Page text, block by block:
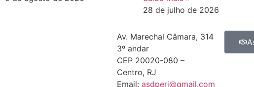
28 de julho de 2026
Av. Marechal Câmara, 314
3º andar
CEP 20020-080 –
Centro, RJ
Email:asdperj@gmail.com